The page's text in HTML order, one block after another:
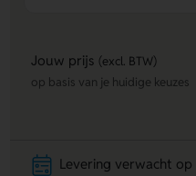
Jouw prijs (excl. BTW)
op basis van je huidige keuzes
Levering verwacht op